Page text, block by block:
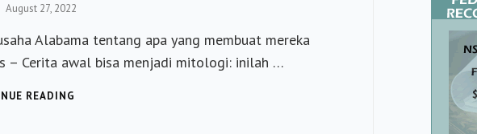
Posted
August 27, 2022
Alabama tentang apa yang membuat mereka
– Cerita awal bisa menjadi mitologi: inilah …
READING